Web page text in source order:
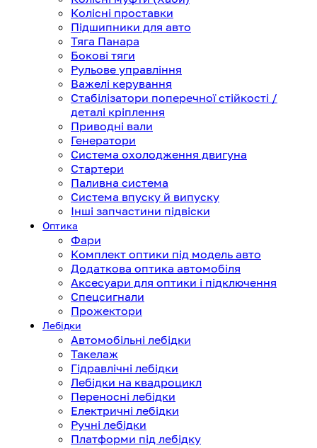
Колісні проставки
Підшипники для авто
Тяга Панара
Бокові тяги
Рульове управління
Важелі керування
Стабілізатори поперечної стійкості /
деталі кріплення
Приводні вали
Генератори
Система охолодження двигуна
Стартери
Паливна система
Система впуску й випуску
Інші запчастини підвіски
Оптика
Фари
Комплект оптики під модель авто
Додаткова оптика автомобіля
Аксесуари для оптики і підключення
Спецсигнали
Прожектори
Лебідки
Автомобільні лебідки
Такелаж
Гідравлічні лебідки
Лебідки на квадроцикл
Переносні лебідки
Електричні лебідки
Ручні лебідки
Платформи під лебідку